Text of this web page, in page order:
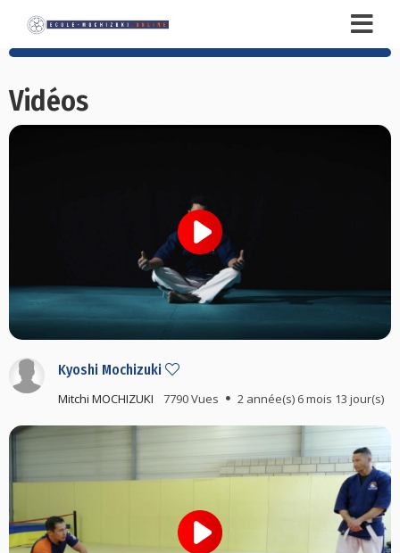
Vidéos
Kyoshi Mochizuki
Mitchi MOCHIZUKI 7790 Vues 2 année(s) 6 mois 13 jour(s)